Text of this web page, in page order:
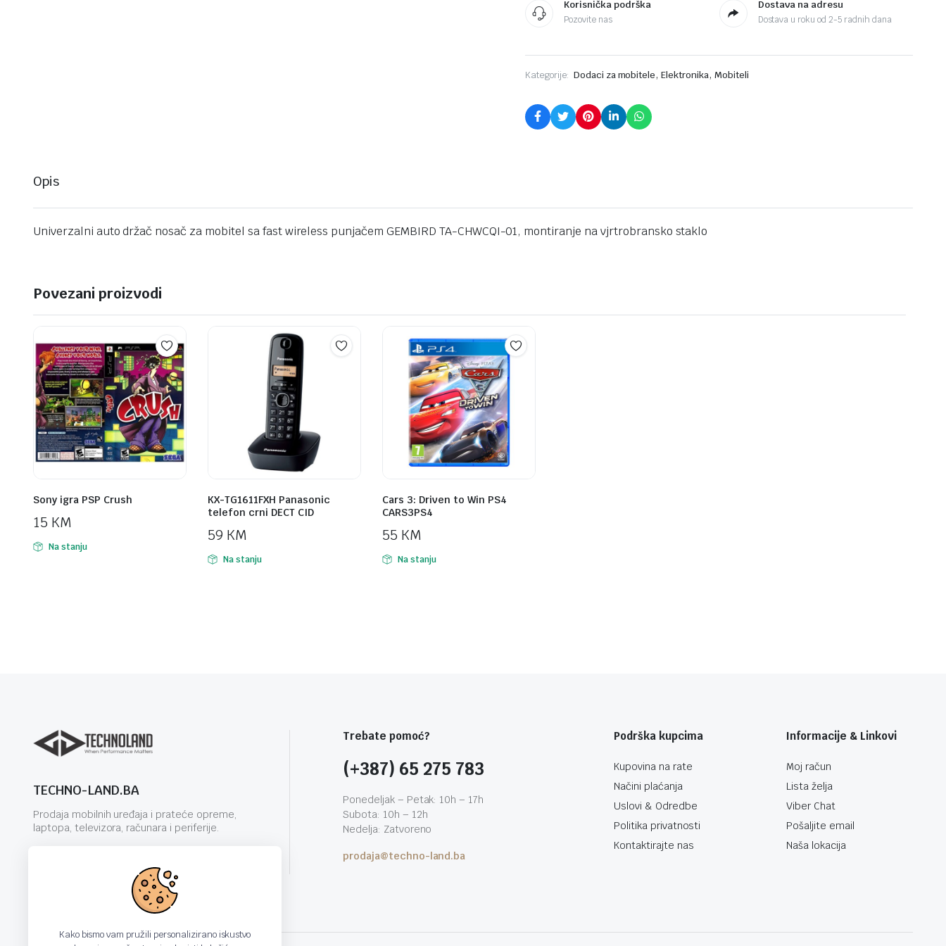
staklo
quantity
Korisnička podrška
Pozovite nas
Dostava na adresu
Dostava u roku od 2-5 radnih dana
Kategorije: Dodaci za mobitele, Elektronika, Mobiteli
Opis
Univerzalni auto držač nosač za mobitel sa fast wireless punjačem GEMBIRD TA-CHWCQI-01, montiranje na vjrtrobransko staklo
Povezani proizvodi
Sony igra PSP Crush
15 KM
Na stanju
KX-TG1611FXH Panasonic
telefon crni DECT CID
59 KM
Na stanju
Cars 3: Driven to Win PS4
CARS3PS4
55 KM
Na stanju
TECHNO-LAND.BA
Prodaja mobilnih uređaja i prateće opreme,
laptopa, televizora, računara i periferije.
Trebate pomoć?
(+387) 65 275 783
Ponedeljak – Petak: 10h – 17h
Subota: 10h – 12h
Nedelja: Zatvoreno
prodaja@techno-land.ba
Podrška kupcima
Kupovina na rate
Načini plaćanja
Uslovi & Odredbe
Politika privatnosti
Kontaktirajte nas
Informacije & Linkovi
Moj račun
Lista želja
Viber Chat
Pošaljite email
Naša lokacija
Kako bismo vam pružili personalizirano iskustvo